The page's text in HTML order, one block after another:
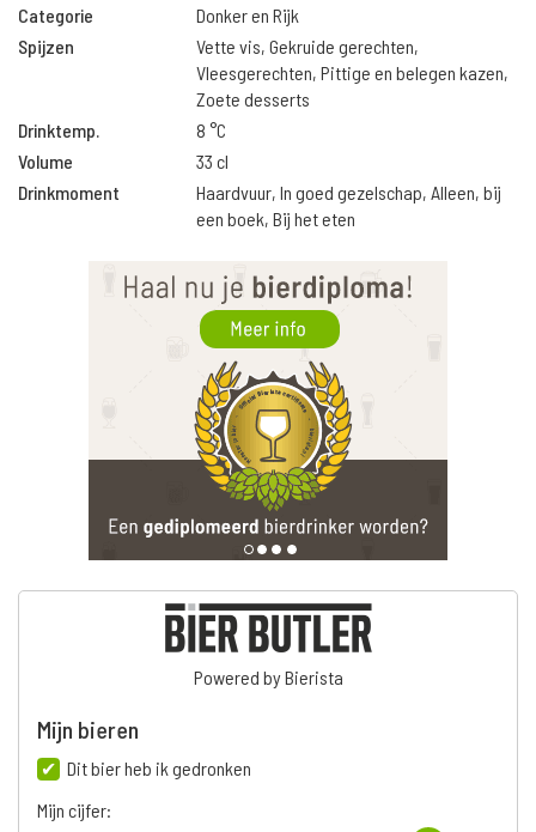
Categorie
Donker en Rijk
Spijzen
Vette vis, Gekruide gerechten,
Vleesgerechten, Pittige en belegen kazen,
Zoete desserts
Drinktemp.
8 °C
Volume
33 cl
Drinkmoment
Haardvuur, In goed gezelschap, Alleen, bij
een boek, Bij het eten
Powered by Bierista
Mijn bieren
Dit bier heb ik gedronken
Mijn cijfer: